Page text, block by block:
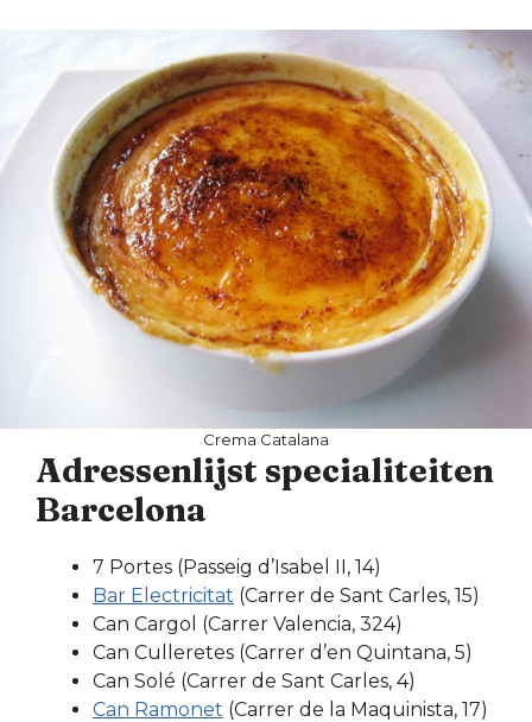
Crema Catalana
Adressenlijst specialiteiten
Barcelona
7 Portes (Passeig d’Isabel II, 14)
Bar Electricitat (Carrer de Sant Carles, 15)
Can Cargol (Carrer Valencia, 324)
Can Culleretes (Carrer d’en Quintana, 5)
Can Solé (Carrer de Sant Carles, 4)
Can Ramonet (Carrer de la Maquinista, 17)